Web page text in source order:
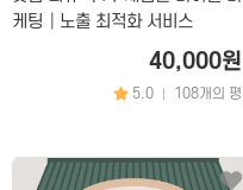
케팅│노출 최적화 서비스
40,000
5.0 108개의